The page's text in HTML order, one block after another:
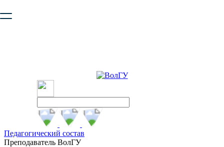
безопасную работу с сайтом. Пожалуйста
Педагогический состав
Преподаватель ВолГУ